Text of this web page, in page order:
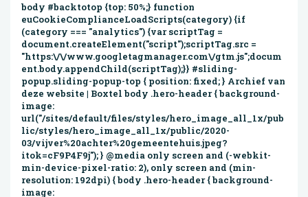
body #backtotop {top: 50%;} function
euCookieComplianceLoadScripts(category) {if
(category === "analytics") {var scriptTag =
document.createElement("script");scriptTag.src =
"https:\/\/www.googletagmanager.com\/gtm.js";docum
ent.body.appendChild(scriptTag);}} #sliding-
popup.sliding-popup-top { position: fixed; } Archief van
deze website | Boxtel body .hero-header { background-
image:
url("/sites/default/files/styles/hero_image_all_1x/pub
lic/styles/hero_image_all_1x/public/2020-
03/vijver%20achter%20gemeentehuis.jpeg?
itok=cF9P4F9j"); } @media only screen and (-webkit-
min-device-pixel-ratio: 2), only screen and (min-
resolution: 192dpi) { body .hero-header { background-
image: